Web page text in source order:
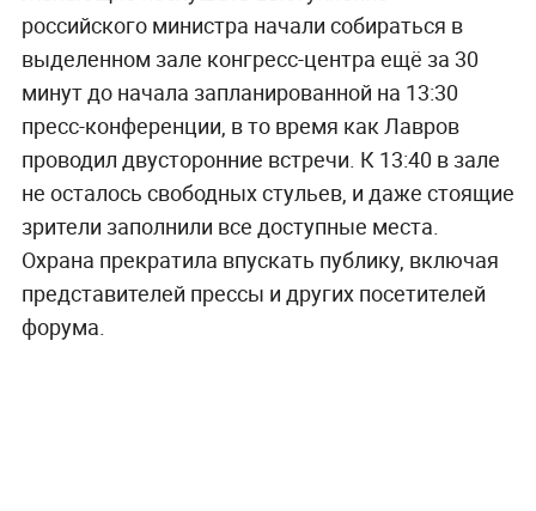
российского министра начали собираться в
выделенном зале конгресс-центра ещё за 30
минут до начала запланированной на 13:30
пресс-конференции, в то время как Лавров
проводил двусторонние встречи. К 13:40 в зале
не осталось свободных стульев, и даже стоящие
зрители заполнили все доступные места.
Охрана прекратила впускать публику, включая
представителей прессы и других посетителей
форума.